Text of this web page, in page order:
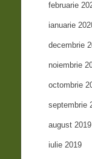
februarie
ianuarie
decembrie
noiembrie
octombrie
septembrie
august 2019
iulie 2019